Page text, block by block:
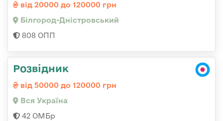
від 20000 до 120000 грн
Білгород-Дністровський
808 ОПП
Розвідник
від 50000 до 120000 грн
Вся Україна
42 ОМБр